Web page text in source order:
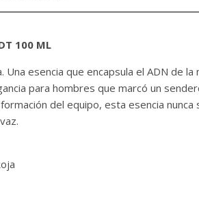
100 ML
Una esencia que encapsula el ADN de
para hombres que marcó un
del equipo, esta esencia